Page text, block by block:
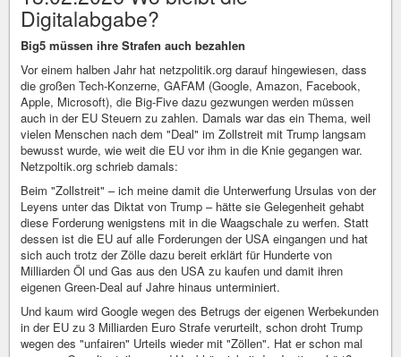
Digitalabgabe?
Big5 müssen ihre Strafen auch bezahlen
Vor einem halben Jahr hat netzpolitik.org darauf hingewiesen, dass
die großen Tech-Konzerne, GAFAM (Google, Amazon, Facebook,
Apple, Microsoft), die Big-Five dazu gezwungen werden müssen
auch in der EU Steuern zu zahlen. Damals war das ein Thema, weil
vielen Menschen nach dem "Deal" im Zollstreit mit Trump langsam
bewusst wurde, wie weit die EU vor ihm in die Knie gegangen war.
Netzpoltik.org schrieb damals:
Beim "Zollstreit" – ich meine damit die Unterwerfung Ursulas von der
Leyens unter das Diktat von Trump – hätte sie Gelegenheit gehabt
diese Forderung wenigstens mit in die Waagschale zu werfen. Statt
dessen ist die EU auf alle Forderungen der USA eingangen und hat
sich auch trotz der Zölle dazu bereit erklärt für Hunderte von
Milliarden Öl und Gas aus den USA zu kaufen und damit ihren
eigenen Green-Deal auf Jahre hinaus unterminiert.
Und kaum wird Google wegen des Betrugs der eigenen Werbekunden
in der EU zu 3 Milliarden Euro Strafe verurteilt, schon droht Trump
wegen des "unfairen" Urteils wieder mit "Zöllen". Hat er schon mal